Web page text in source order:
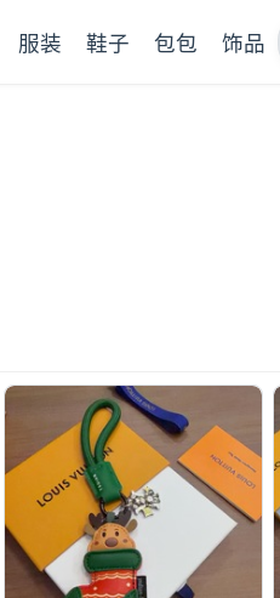
服装 鞋子 包包 饰品